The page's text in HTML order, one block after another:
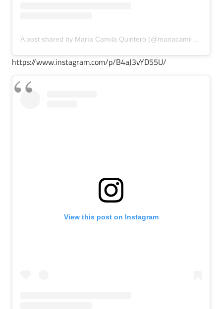
https://www.instagram.com/p/B4aJ3vYD55U/
View this post on Instagram